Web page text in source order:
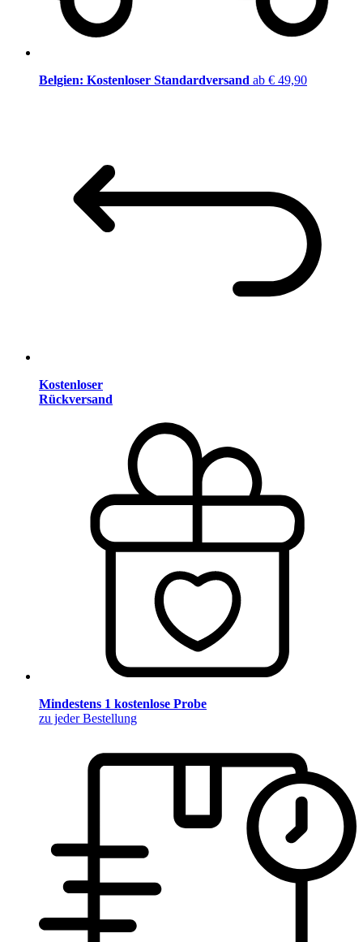
Belgien: Kostenloser Standardversand ab € 49,90
Kostenloser
Rückversand
Mindestens 1 kostenlose Probe
zu jeder Bestellung